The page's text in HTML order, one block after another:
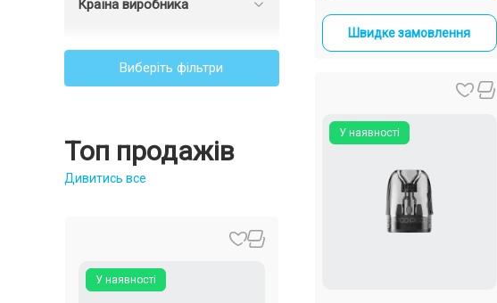
Країна виробника
Виберіть фільтри
Топ продажів
Дивитись все
У наявності
Швидке замовлення
У наявності